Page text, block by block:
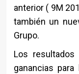
anterior ( 9M
también un
Grupo.
Los
ganancias